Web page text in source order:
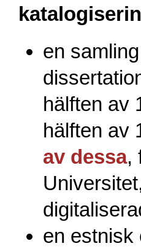
en
hälften av
hälften av
av dessa,
en estnisk